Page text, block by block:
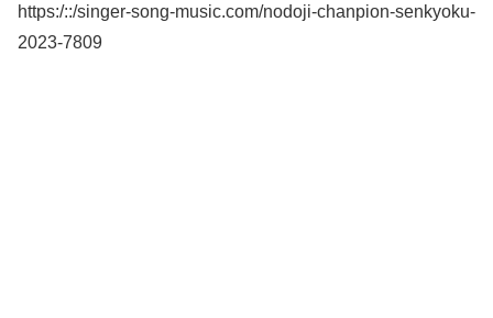
https:/::/singer-song-music.com/nodoji-chanpion-senkyoku-
2023-7809